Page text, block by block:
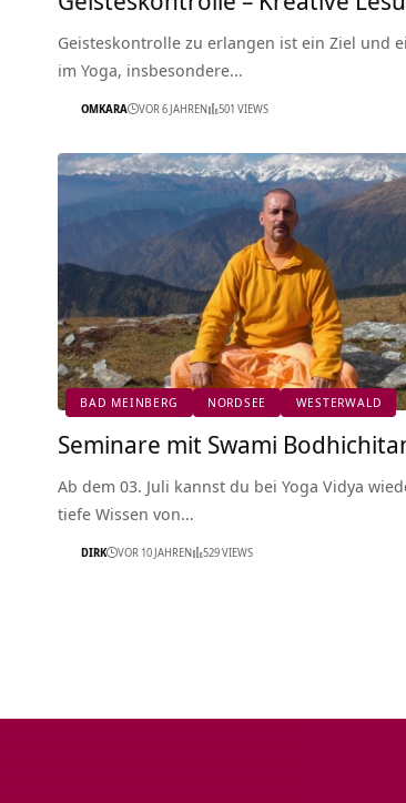
Geisteskontrolle zu erlangen ist ein Ziel und
im Yoga, insbesondere…
OMKARA VOR 6 JAHREN 501 VIEWS
BAD MEINBERG NORDSEE WESTERWALD
Seminare mit Swami
Ab dem 03. Juli kannst du bei Yoga Vidya
tiefe Wissen von…
DIRK VOR 10 JAHREN 529 VIEWS